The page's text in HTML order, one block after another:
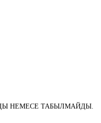
НЕМЕСЕ ТАБЫЛМАЙДЫ.